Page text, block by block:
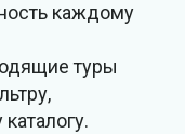
каждому
туры